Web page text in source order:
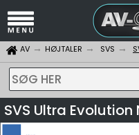
AV HØJTALER SVS
SØG HER
SVS Ultra